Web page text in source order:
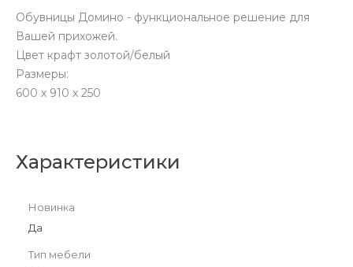
Обувницы Домино - функциональное решение для
Вашей прихожей.
Цвет крафт золотой/белый
Размеры:
600 х 910 х 250
Характеристики
Новинка
Да
Тип мебели